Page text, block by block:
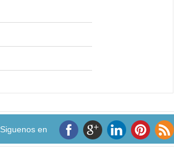
Siguenos en